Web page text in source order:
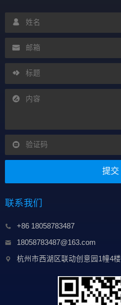
提交
联系我们
+86 18058783487
18058783487@163.com
杭州市西湖区联动创意园1幢4楼